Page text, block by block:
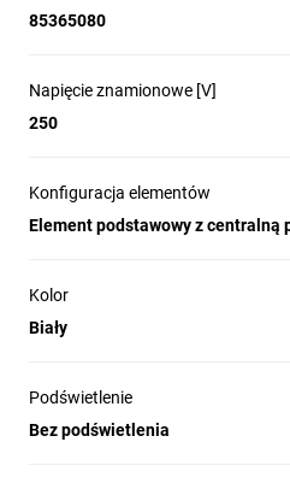
85365080
Napięcie znamionowe [V]
250
Konfiguracja elementów
Element podstawowy z centralną
Kolor
Biały
Podświetlenie
Bez podświetlenia